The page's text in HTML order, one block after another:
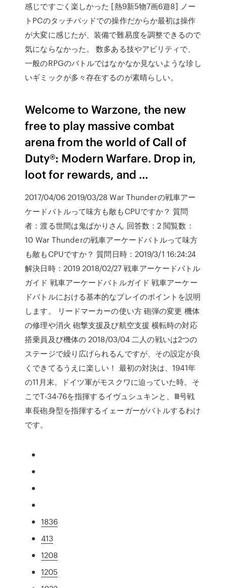
感じですごく楽しかった [熱9新5物7画6遊8] ノー
トPCのタッチパッドでの操作だからか最初は操作
が大変に感じたが、装備で難易度を調整できるので
気にならなかった。 数多ある技やアビリティで、
一般のRPGのバトルではなかなか見ないような珍し
いギミックが多々存在するのが素晴らしい。
Welcome to Warzone, the new
free to play massive combat
arena from the world of Call of
Duty®: Modern Warfare. Drop in,
loot for rewards, and …
2017/04/06 2019/03/28 War Thunderの戦車アー
ケードバトルって味方も敵もCPUですか？ 質問
者：渡る世間は鬼ばかりさん 回答数：2 閲覧数：
10 War Thunderの戦車アーケードバトルって味方
も敵もCPUですか？ 質問日時：2019/3/1 16:24:24
解決日時：2019 2018/02/27 戦車アーケードバトル
ガイド 戦車アーケードバトルガイド 戦車アーケー
ドバトルにおける基本的なプレイのポイントを説明
します。 リードマーカーの使い方 砲弾の変更 機体
の修理や消火 砲撃支援及び航空支援 横転時の対応
搭乗員及び機体の 2018/03/04 二人の戦いは2つの
ステージで繰り広げられるんですが、その設定が良
くできてるうえに楽しい！ 最初の対決は、1941年
の11月末。ドイツ軍がモスクワに迫っていた時。そ
こでT-34-76を指揮するイヴュシュキンと、Ⅲ号戦
車長砲身型を指揮するイェーガーがバトルするわけ
です。
1836
413
1208
1205